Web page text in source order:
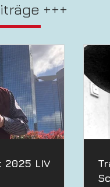
+++
LIV